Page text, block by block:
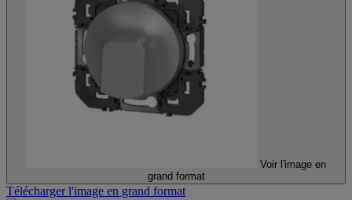
Voir l'image en
grand format
Télécharger l'image en grand format